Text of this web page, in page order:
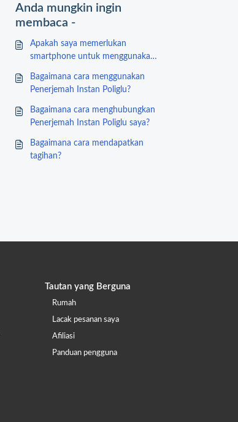
Anda mungkin ingin
membaca -
Apakah saya memerlukan
smartphone untuk menggunakan
Bagaimana cara menggunakan
Penerjemah Instan Poliglu?
Bagaimana cara menghubungkan
Penerjemah Instan Poliglu saya?
Bagaimana cara mendapatkan
tagihan?
Tautan yang Berguna
Rumah
Lacak pesanan saya
Afiliasi
Panduan pengguna